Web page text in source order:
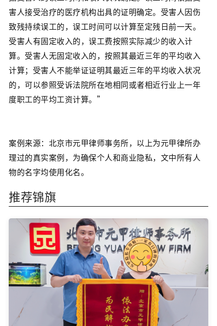
害人接受治疗的医疗机构出具的证明确定。受害人因伤
致残持续误工的，误工时间可以计算至定残日前一天。
受害人有固定收入的，误工费按照实际减少的收入计
算。受害人无固定收入的，按照其最近三年的平均收入
计算；受害人不能举证证明其最近三年的平均收入状况
的，可以参照受诉法院所在地相同或者相近行业上一年
度职工的平均工资计算。”
案例来源：北京市元甲律师事务所，以上为元甲律所办
理过的真实案例，为确保个人和商业隐私，文中所有人
物的名字均使用化名。
推荐锦旗